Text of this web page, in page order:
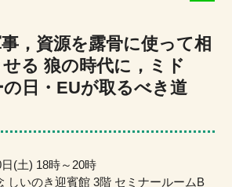
事，資源を露骨に使って相
る 狼の時代に，ミド
日・EUが取るべき道
(土) 18時～20時
しいのき迎賓館 3階 セミナールームB